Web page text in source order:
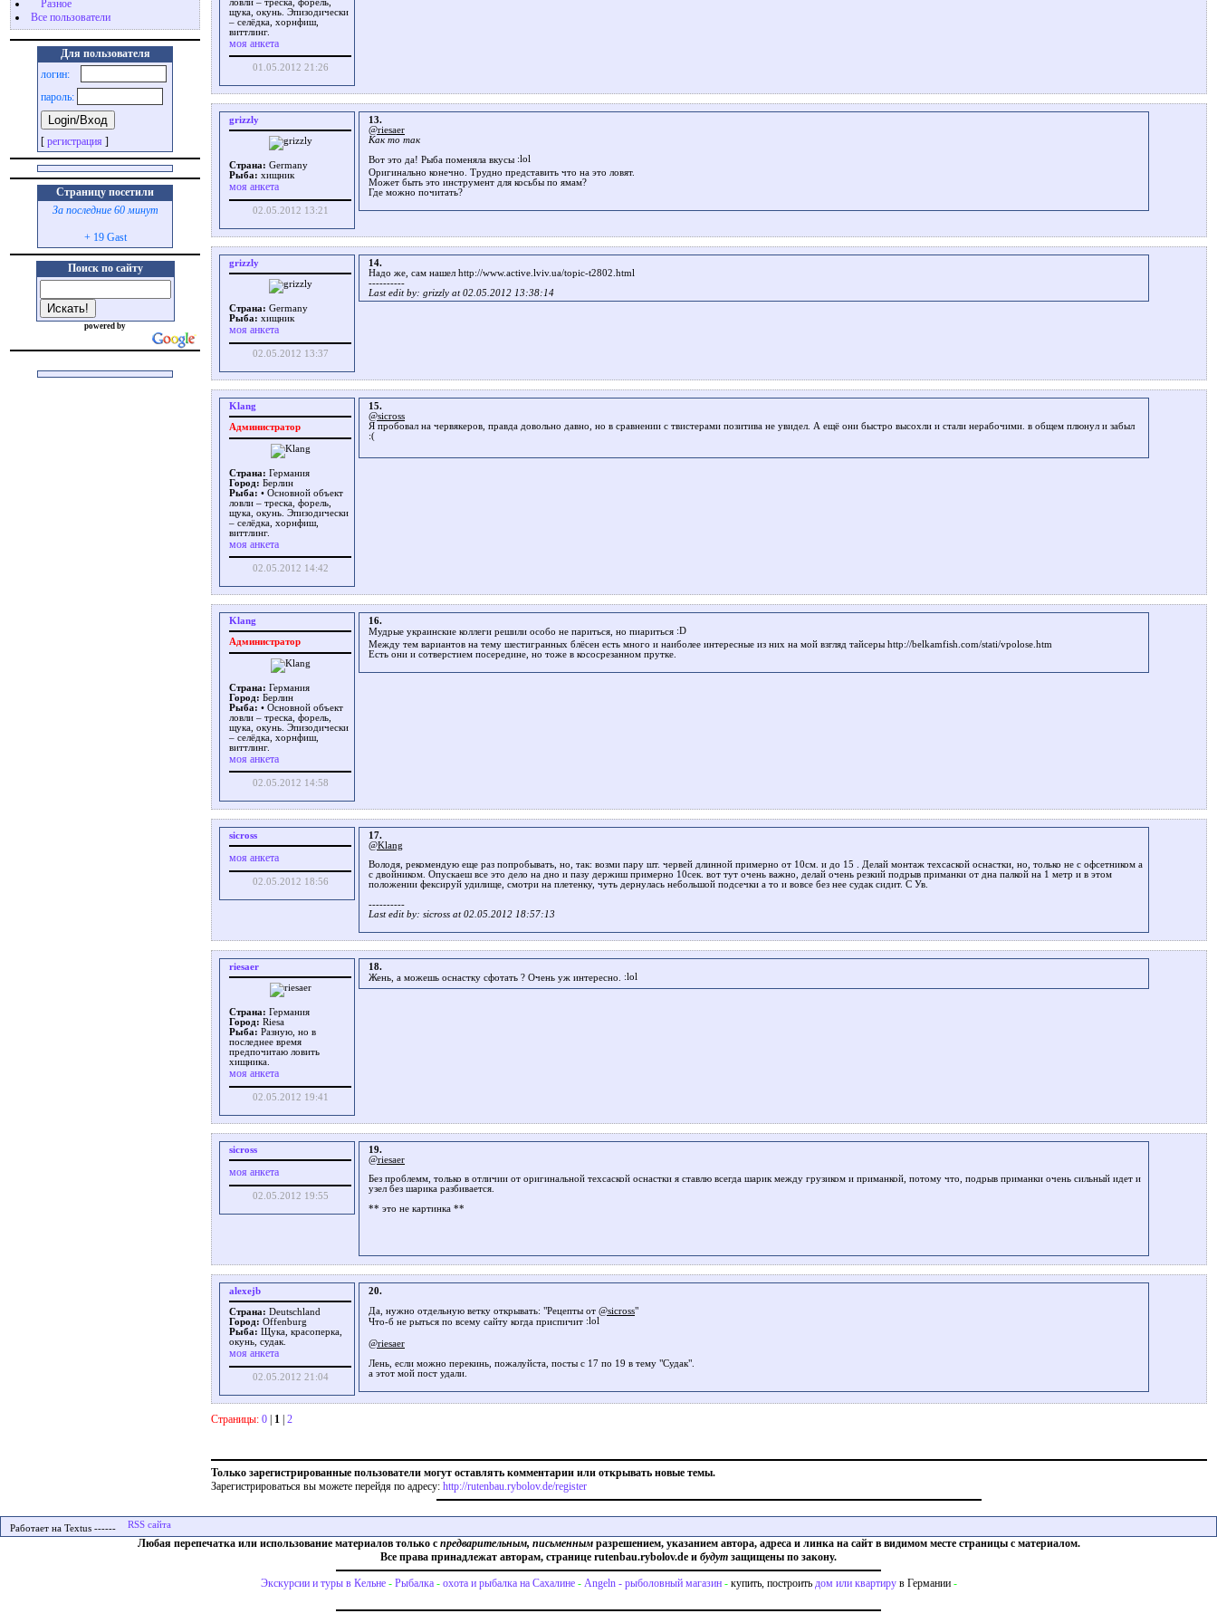
Разное
Все пользователи
Для пользователя
логин:
пароль:
[ регистрация ]
Страницу посетили
За последние 60 минут
+ 19 Gast
Поиск по сайту
powered by
ловли – треска, форель,
щука, окунь. Эпизодически
– селёдка, хорнфиш,
виттлинг.
моя анкета
01.05.2012 21:26
grizzly
Страна: Germany
Рыба: хищник
моя анкета
02.05.2012 13:21
13.
@riesaer
Как то так
Вот это да! Рыба поменяла вкусы
Оригинально конечно. Трудно представить что на это ловят.
Может быть это инструмент для косьбы по ямам?
Где можно почитать?
grizzly
Страна: Germany
Рыба: хищник
моя анкета
02.05.2012 13:37
14.
Надо же, сам нашел http://www.active.lviv.ua/topic-t2802.html
----------
Last edit by: grizzly at 02.05.2012 13:38:14
Klang
Администратор
Страна: Германия
Город: Берлин
Рыба: • Основной объект
ловли – треска, форель,
щука, окунь. Эпизодически
– селёдка, хорнфиш,
виттлинг.
моя анкета
02.05.2012 14:42
15.
@sicross
Я пробовал на червякеров, правда довольно давно, но в сравнении с твистерами позитива не увидел. А ещё они быстро высохли и стали нерабочими. в общем плюнул и забыл
Klang
Администратор
Страна: Германия
Город: Берлин
Рыба: • Основной объект
ловли – треска, форель,
щука, окунь. Эпизодически
– селёдка, хорнфиш,
виттлинг.
моя анкета
02.05.2012 14:58
16.
Мудрые украинские коллеги решили особо не париться, но пиариться
Между тем вариантов на тему шестигранных блёсен есть много и наиболее интересные из них на мой взгляд тайсеры http://belkamfish.com/stati/vpolose.htm
Есть они и сотверстием посередине, но тоже в кососрезанном прутке.
sicross
моя анкета
02.05.2012 18:56
17.
@Klang
Володя, рекомендую еще раз попробывать, но, так: возми пару шт. червей длинной примерно от 10см. и до 15 . Делай монтаж техсаской оснастки, но, только не с офсетником а
с двойником. Опускаеш все это дело на дно и пазу держиш примерно 10сек. вот тут очень важно, делай очень резкий подрыв приманки от дна палкой на 1 метр и в этом
положении фексируй удилище, смотри на плетенку, чуть дернулась небольшой подсечки а то и вовсе без нее судак сидит. С Ув.
----------
Last edit by: sicross at 02.05.2012 18:57:13
riesaer
Страна: Германия
Город: Riesa
Рыба: Разную, но в
последнее время
предпочитаю ловить
хищника.
моя анкета
02.05.2012 19:41
18.
Жень, а можешь оснастку сфотать ? Очень уж интересно.
sicross
моя анкета
02.05.2012 19:55
19.
@riesaer
Без проблемм, только в отличии от оригинальной техсаской оснастки я ставлю всегда шарик между грузиком и приманкой, потому что, подрыв приманки очень сильный идет и
узел без шарика разбивается.
** это не картинка **
alexejb
Страна: Deutschland
Город: Offenburg
Рыба: Щука, красоперка,
окунь, судак.
моя анкета
02.05.2012 21:04
20.
Да, нужно отдельную ветку открывать: "Рецепты от @sicross"
Что-б не рыться по всему сайту когда приспичит
@riesaer
Лень, если можно перекинь, пожалуйста, посты с 17 по 19 в тему "Судак".
а этот мой пост удали.
Страницы: 0 | 1 | 2
Только зарегистрированные пользователи могут оставлять комментарии или открывать новые темы.
Зарегистрироваться вы можете перейдя по адресу: http://rutenbau.rybolov.de/register
Работает на Textus ------
Любая перепечатка или использование материалов только с предварительным, письменнымразрешением, указанием автора, адреса и линка на сайт в видимом месте страницы с материалом.
Все права принадлежат авторам, странице rutenbau.rybolov.de и будут защищены по закону.
Экскурсии и туры в Кельне - Рыбалка - охота и рыбалка на Сахалине - Angeln - рыболовный магазин - купить, построить дом или квартирув Германии -